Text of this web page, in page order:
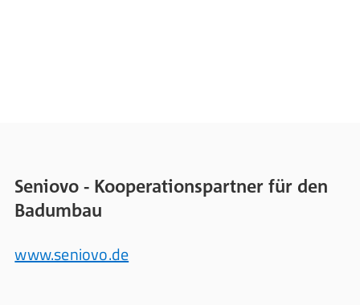
Seniovo - Kooperationspartner für den
Badumbau
www.seniovo.de